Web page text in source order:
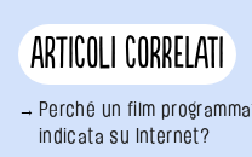
Articoli correlati
Perché un film
indicata su Internet?